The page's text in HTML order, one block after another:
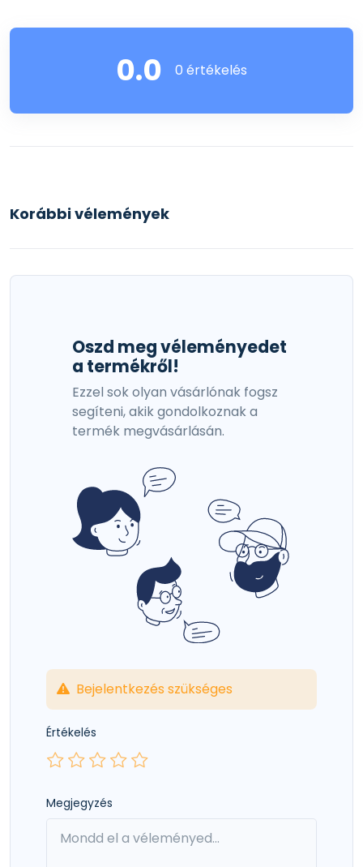
0.0 0 értékelés
Korábbi vélemények
Oszd meg véleményedet
a termékről!
Ezzel sok olyan vásárlónak fogsz
segíteni, akik gondolkoznak a
termék megvásárlásán.
Bejelentkezés szükséges
Értékelés
Megjegyzés